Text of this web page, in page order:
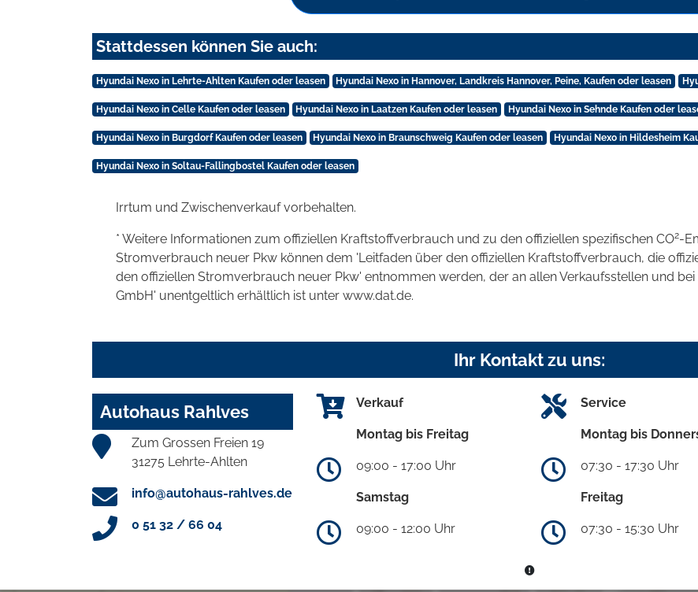
Stattdessen können Sie auch:
Hyundai Nexo in Lehrte-Ahlten Kaufen oder leasen Hyundai Nexo in Hannover, Landkreis Hannover, Peine, Kaufen oder leasen
Hyundai Nexo in Celle Kaufen oder leasen Hyundai Nexo in Laatzen Kaufen oder leasen Hyundai Nexo in Sehnde Kaufen oder
Hyundai Nexo in Burgdorf Kaufen oder leasen Hyundai Nexo in Braunschweig Kaufen oder leasen Hyundai Nexo in Hildesheim
Hyundai Nexo in Soltau-Fallingbostel Kaufen oder leasen
Irrtum und Zwischenverkauf vorbehalten.
* Weitere Informationen zum offiziellen Kraftstoffverbrauch und zu den offiziellen spezifischen CO2-
Stromverbrauch neuer Pkw können dem 'Leitfaden über den offiziellen Kraftstoffverbrauch, die
den offiziellen Stromverbrauch neuer Pkw' entnommen werden, der an allen Verkaufsstellen und
GmbH' unentgeltlich erhältlich ist unter www.dat.de.
Ihr Kontakt zu uns:
Autohaus Rahlves
Zum Grossen Freien 19
31275 Lehrte-Ahlten
info@autohaus-rahlves.de
0 51 32 / 66 04
Verkauf
Montag bis Freitag
09:00 - 17:00 Uhr
Samstag
09:00 - 12:00 Uhr
Service
Montag bis
07:30 - 17:30 Uhr
Freitag
07:30 - 15:30 Uhr